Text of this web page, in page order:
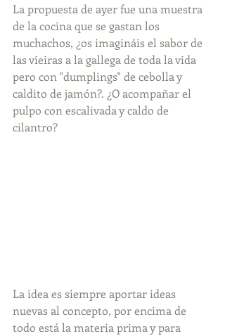
La propuesta de ayer fue una muestra
de la cocina que se gastan los
muchachos, ¿os imagináis el sabor de
las vieiras a la gallega de toda la vida
pero con "dumplings" de cebolla y
caldito de jamón?. ¿O acompañar el
pulpo con escalivada y caldo de
cilantro?
La idea es siempre aportar ideas
nuevas al concepto, por encima de
todo está la materia prima y para